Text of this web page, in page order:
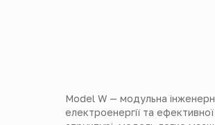
Model W — модульна
електроенергії та